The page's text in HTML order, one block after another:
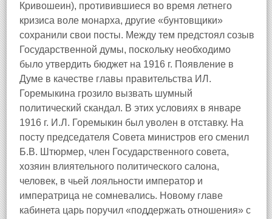
Кривошеин), противившиеся во время летнего
кризиса воле монарха, другие «бунтовщики»
сохранили свои посты. Между тем предстоял созыв
Государственной думы, поскольку необходимо
было утвердить бюджет на 1916 г. Появление в
Думе в качестве главы правительства ИЛ.
Горемыкина грозило вызвать шумный
политический скандал. В этих условиях в январе
1916 г. И.Л. Горемыкин был уволен в отставку. На
посту председателя Совета министров его сменил
Б.В. Штюрмер, член Государственного совета,
хозяин влиятельного политического салона,
человек, в чьей лояльности император и
императрица не сомневались. Новому главе
кабинета царь поручил «поддержать отношения» с